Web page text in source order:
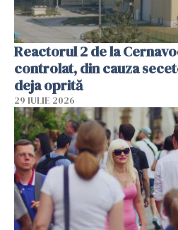
Reactorul 2 de la
controlat, din cauza
deja oprită
29 IULIE 2026